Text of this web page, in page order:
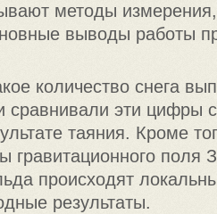
методы
выводы работы
количество снега
сравнивали эти цифры
таяния. Кроме
гравитационного поля
происходят
результаты.